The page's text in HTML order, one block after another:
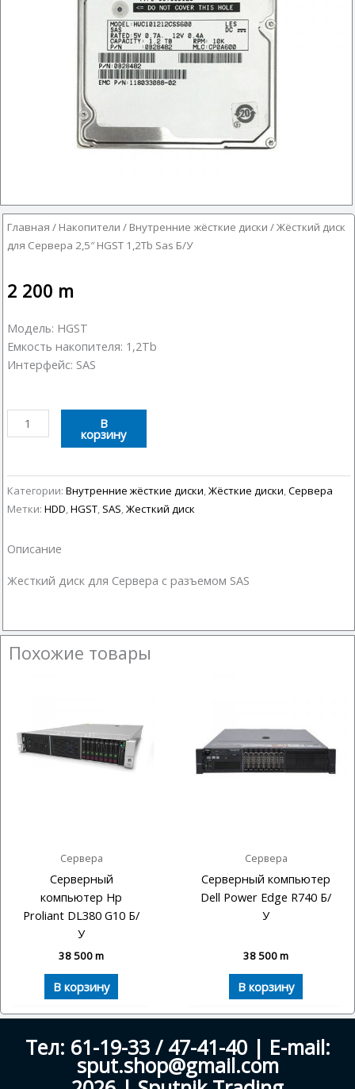
Главная / Накопители / Внутренние жёсткие диски / Жёсткий диск
для Сервера 2,5″ HGST 1,2Tb Sas Б/У
2 200 m
Модель: HGST
Емкость накопителя: 1,2Tb
Интерфейс: SAS
Количество
товара
диск
для
Сервера
HGST
Sas
В
корзину
Категории: Внутренние жёсткие диски Жёсткие диски Сервера
Метки: HDD HGST SAS Жесткий диск
Описание
Жесткий диск для Сервера с разъемом SAS
Похожие товары
Сервера
Серверный
компьютер Hp
Proliant DL380 G10 Б/
У
38 500m
В корзину
Сервера
Серверный компьютер
Dell Power Edge R740 Б/
У
38 500m
В корзину
Тел: 61-19-33 / 47-41-40 | E-mail:
sput.shop@gmail.com